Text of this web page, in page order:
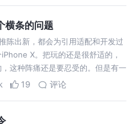
横条的问题
陈出新，都会为引用适配和开发过
X。把玩的还是很舒适的，
这种阵痛还是要忍受的。但是有一
视频底部永远会有那么一个被苹果
19 评论